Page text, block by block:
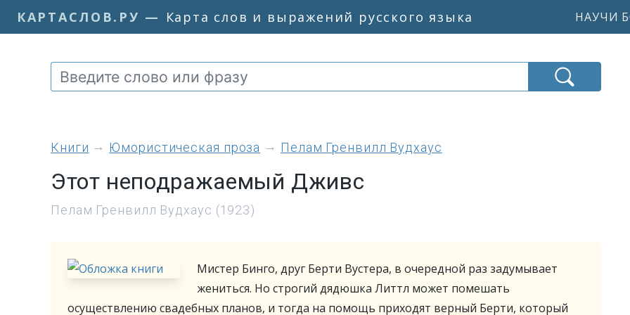
КАРТАСЛОВ.РУ — Карта слов и выражений русского языка НАУЧИ
книги Юмористическая проза Пелам Гренвилл Вудхаус
Этот неподражаемый Дживс
Пелам Гренвилл Вудхаус (1923)
Мистер Бинго, друг Берти Вустера, в очередной раз задумывает
жениться. Но строгий дядюшка Литтл может помешать
осуществлению свадебных планов, и тогда на помощь приходят верный Берти, который